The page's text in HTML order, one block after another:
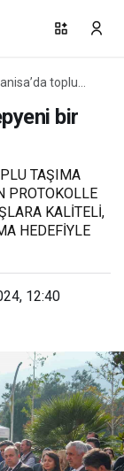
toplu
dönem başlıyor
bir
TAŞIMA
PROTOKOLLE
KALİTELİ,
HEDEFİYLE
12:40
Paylaş